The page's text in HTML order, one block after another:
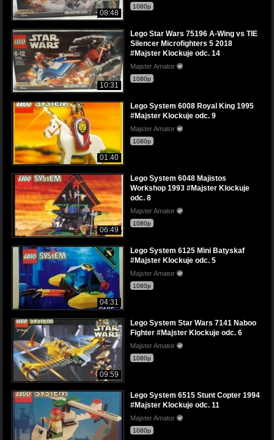
08:48
1080p
10:31
Lego Star Wars 75196 A-Wing vs TIE
Silencer Microfighters 5 2018
#Majster Klockuje odc. 14
Majster Amator
1080p
01:40
Lego System 6008 Royal King 1995
#Majster Klockuje odc. 9
Majster Amator
1080p
06:49
Lego System 6048 Majistos
Workshop 1993 #Majster Klockuje
odc. 8
Majster Amator
1080p
04:31
Lego System 6125 Mini Batyskaf
#Majster Klockuje odc. 5
Majster Amator
1080p
09:59
Lego System Star Wars 7141 Naboo
Fighter #Majster Klockuje odc. 6
Majster Amator
1080p
Lego System 6515 Stunt Copter 1994
#Majster Klockuje odc. 11
Majster Amator
1080p